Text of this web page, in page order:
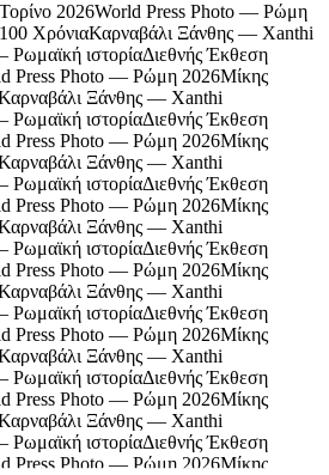
2026World Press Photo — Ρώμη
ΧρόνιαΚαρναβάλι Ξάνθης — Xanthi
ιστορίαΔιεθνής Έκθεση
Press Photo — Ρώμη 2026Μίκης
Ξάνθης — Xanthi
ιστορίαΔιεθνής Έκθεση
Press Photo — Ρώμη 2026Μίκης
Ξάνθης — Xanthi
ιστορίαΔιεθνής Έκθεση
Press Photo — Ρώμη 2026Μίκης
Ξάνθης — Xanthi
ιστορίαΔιεθνής Έκθεση
Press Photo — Ρώμη 2026Μίκης
Ξάνθης — Xanthi
ιστορίαΔιεθνής Έκθεση
Press Photo — Ρώμη 2026Μίκης
Ξάνθης — Xanthi
ιστορίαΔιεθνής Έκθεση
Press Photo — Ρώμη 2026Μίκης
Ξάνθης — Xanthi
ιστορίαΔιεθνής Έκθεση
Press Photo — Ρώμη 2026Μίκης